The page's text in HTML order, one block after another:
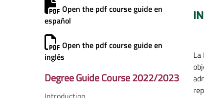
Open the pdf course guide en
español
Open the pdf course guide en
inglés
Degree Guide Course 2022/2023